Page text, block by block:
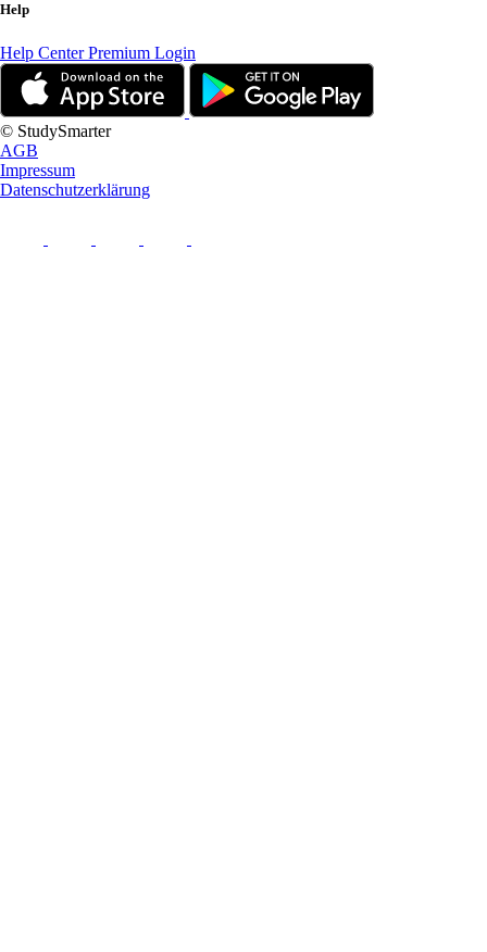
Help
Help CenterPremium Login
© StudySmarter
AGB
Impressum
Datenschutzerklärung